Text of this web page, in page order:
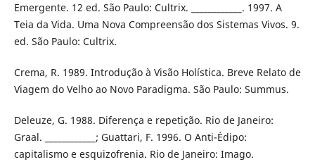
Emergente. 12 ed. São Paulo: Cultrix. ____________. 1997. A
Teia da Vida. Uma Nova Compreensão dos Sistemas Vivos. 9.
ed. São Paulo: Cultrix.
Crema, R. 1989. Introdução à Visão Holística. Breve Relato de
Viagem do Velho ao Novo Paradigma. São Paulo: Summus.
Deleuze, G. 1988. Diferença e repetição. Rio de Janeiro:
Graal. ____________; Guattari, F. 1996. O Anti-Édipo:
capitalismo e esquizofrenia. Rio de Janeiro: Imago.